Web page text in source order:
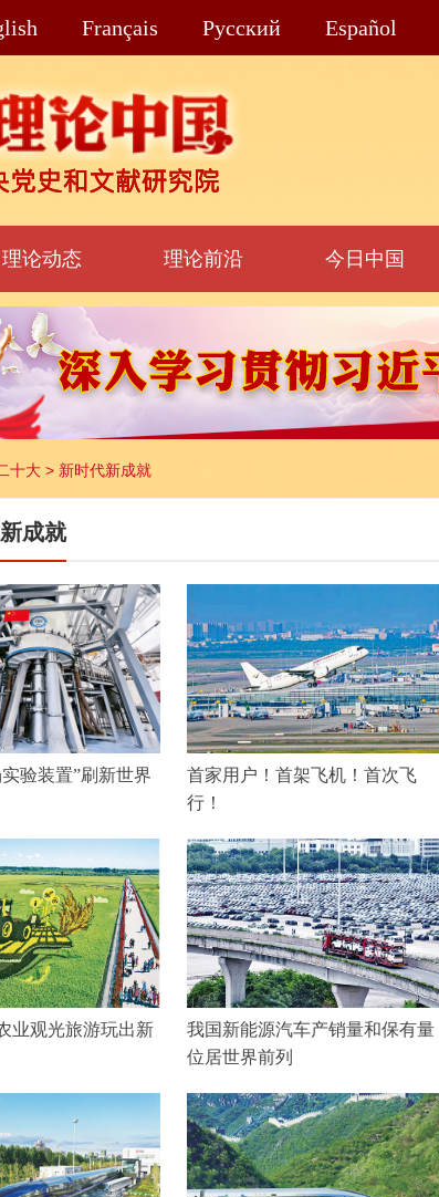
Français Pусский Español
理论动态 理论前沿 今日中国
十大 > 新时代新成就
成就
验装置”刷新世界
首家用户！首架飞机！首次飞
行！
业观光旅游玩出新
我国新能源汽车产销量和保有量
位居世界前列